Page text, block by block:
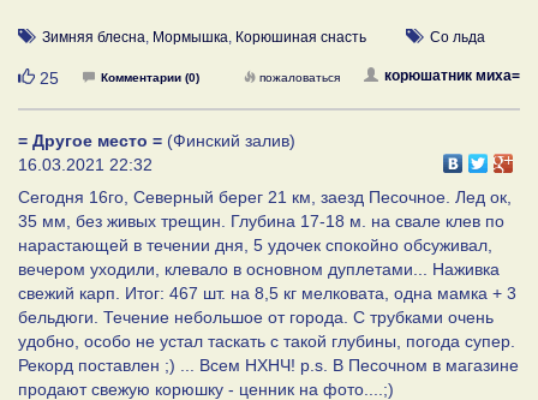
Зимняя блесна Мормышка Корюшиная снасть Со льда
Нравится
25 Комментарии (0) корюшатник миха=
пожаловаться
= Другое место = (Финский залив)
16.03.2021 22:32
Сегодня 16го, Северный берег 21 км, заезд Песочное. Лед ок,
35 мм, без живых трещин. Глубина 17-18 м. на свале клев по
нарастающей в течении дня, 5 удочек спокойно обсуживал,
вечером уходили, клевало в основном дуплетами... Наживка
свежий карп. Итог: 467 шт. на 8,5 кг мелковата, одна мамка + 3
бельдюги. Течение небольшое от города. С трубками очень
удобно, особо не устал таскать с такой глубины, погода супер.
Рекорд поставлен ;) ... Всем НХНЧ! p.s. В Песочном в магазине
продают свежую корюшку - ценник на фото....;)